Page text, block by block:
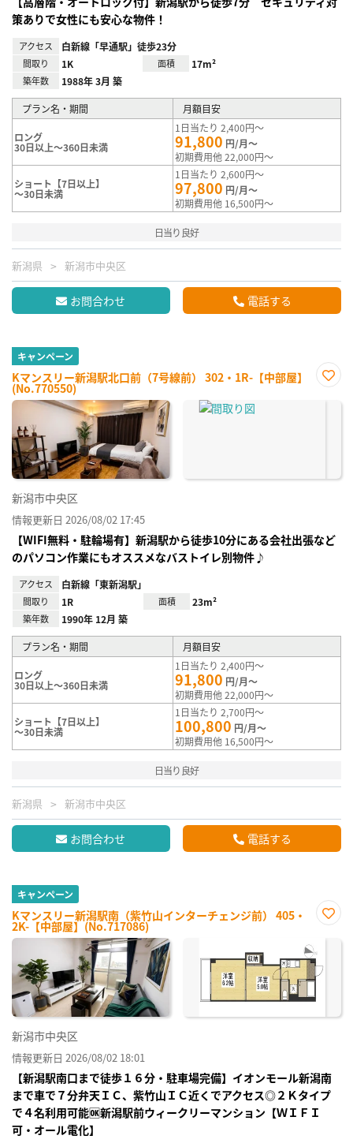
策ありで女性にも安心な物件！
アクセス 白新線「早通駅」徒歩23分
間取り 1K 面積 17m²
築年数 1988年 3月 築
プラン名・期間 月額目安
ロング
30日以上～360日未満
1日当たり 2,400円～
91,800 円/月～
初期費用他 22,000円～
ショート【7日以上】
～30日未満
1日当たり 2,600円～
97,800 円/月～
初期費用他 16,500円～
日当り良好
新潟県 新潟市中央区
お問合わせ 電話する
キャンペーン
Kマンスリー新潟駅北口前（7号線前） 302・1R-【中部屋】
(No.770550)
に入
新潟市中央区
情報更新日 2026/08/02 17:45
【WIFI無料・駐輪場有】新潟駅から徒歩10分にある会社出張など
のパソコン作業にもオススメなバストイレ別物件♪
アクセス 白新線「東新潟駅」
間取り 1R 面積 23m²
築年数 1990年 12月 築
プラン名・期間 月額目安
ロング
30日以上～360日未満
1日当たり 2,400円～
91,800 円/月～
初期費用他 22,000円～
ショート【7日以上】
～30日未満
1日当たり 2,700円～
100,800 円/月～
初期費用他 16,500円～
日当り良好
新潟県 新潟市中央区
お問合わせ 電話する
キャンペーン
Kマンスリー新潟駅南（紫竹山インターチェンジ前） 405・
2K-【中部屋】(No.717086)
に入
録
新潟市中央区
情報更新日 2026/08/02 18:01
【新潟駅南口まで徒歩１６分・駐車場完備】イオンモール新潟南
まで車で７分弁天ＩＣ、紫竹山ＩＣ近くでアクセス◎２Ｋタイプ
で４名利用可能🆗新潟駅前ウィークリーマンション【ＷＩＦＩ
可・オール電化】